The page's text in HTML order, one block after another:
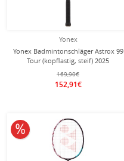
Yonex
Yonex Badmintonschläger Astrox 99
Tour (kopflastig, steif) 2025
schwarz/grün - unbesaitet -
169,90€
152,91€
10% reduziert